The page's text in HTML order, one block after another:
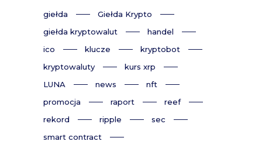
giełda
Giełda Krypto
giełda kryptowalut
handel
ico
klucze
kryptobot
kryptowaluty
kurs xrp
LUNA
news
nft
promocja
raport
reef
rekord
ripple
sec
smart contract